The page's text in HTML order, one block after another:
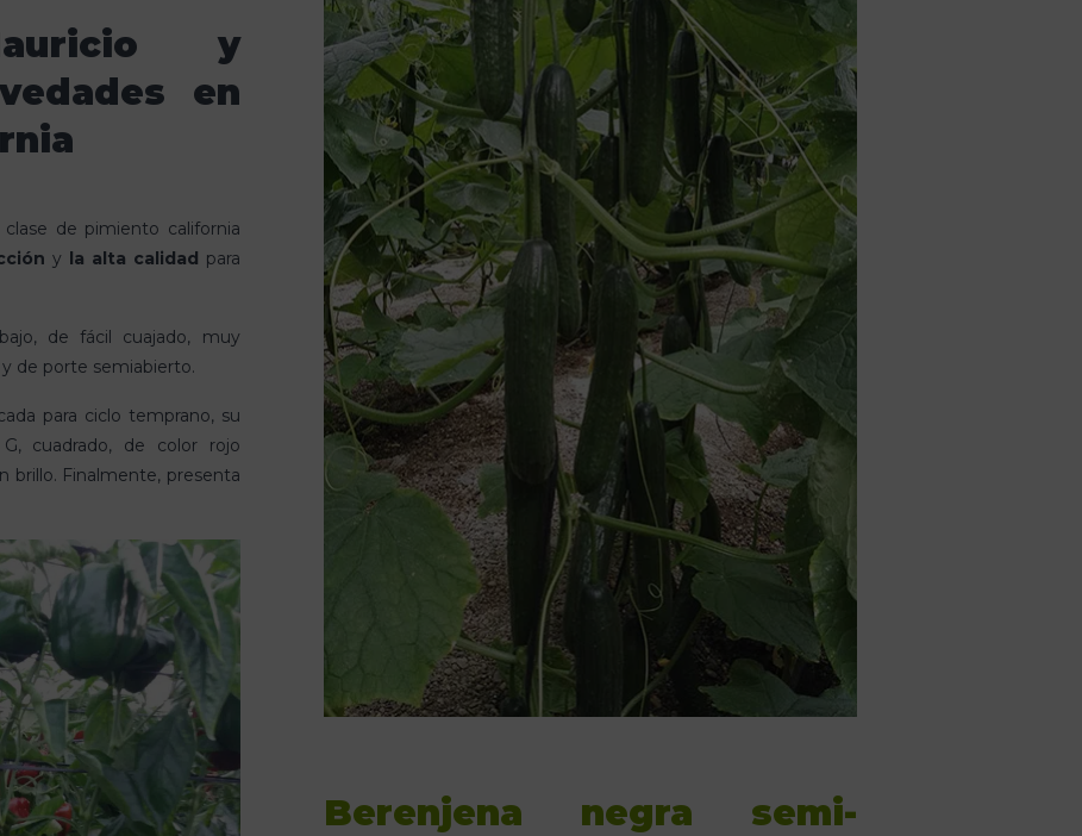
y
en
de pimiento california
y la alta calidad para
de fácil cuajado, muy
de porte semiabierto.
para ciclo temprano, su
cuadrado, de color rojo
brillo. Finalmente, presenta
Berenjena negra semi-